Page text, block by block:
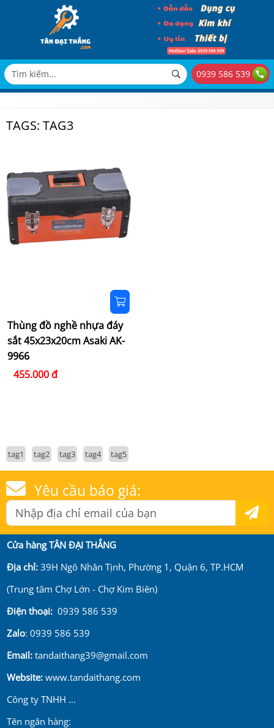
0939 586 539
TAGS: TAG3
Thùng đồ nghề nhựa đáy
sắt 45x23x20cm Asaki AK-
9966
455.000 đ
tag1 tag2 tag3 tag4 tag5
Yêu cầu báo giá:
Cửa hàng TÂN ĐẠI THẮNG
Địa chỉ:39H Ngô Nhân Tịnh, Phường 1, Quận 6, TP.HCM
(Trung tâm Chợ Lớn - Chợ Kim Biên)
Điện thoại: 0939 586 539
Zalo: 0939 586 539
Email:tandaithang39@gmail.com
Website:www.tandaithang.com
Công ty TNHH ...
Tên ngân hàng: